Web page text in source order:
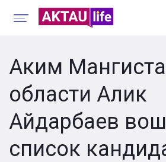
Аким
области Алик
Айдарбаев
список